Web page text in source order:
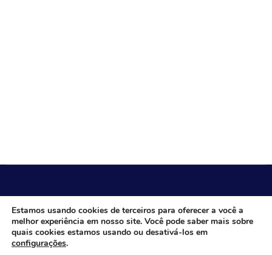
CÂMARA MUNICIPAL DE ITACARAMBI - MG
Endereço: Av. Juca Nascimento, n.º 240, Nossa Senhora
Estamos usando cookies de terceiros para oferecer a você a
melhor experiência em nosso site. Você pode saber mais sobre
quais cookies estamos usando ou desativá-los em
configurações.